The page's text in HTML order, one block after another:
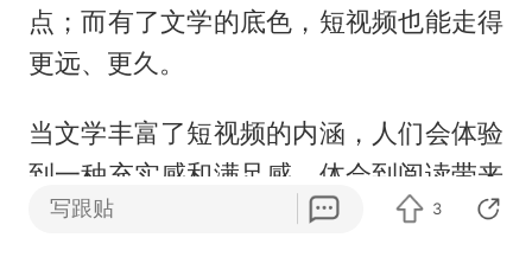
点；而有了文学的底色，短视频也能走得
更远、更久。
当文学丰富了短视频的内涵，人们会体验
到一种充实感和满足感，体会到阅读带来
的“深层次快乐”，久而久之自然会减少刷
写跟贴 3